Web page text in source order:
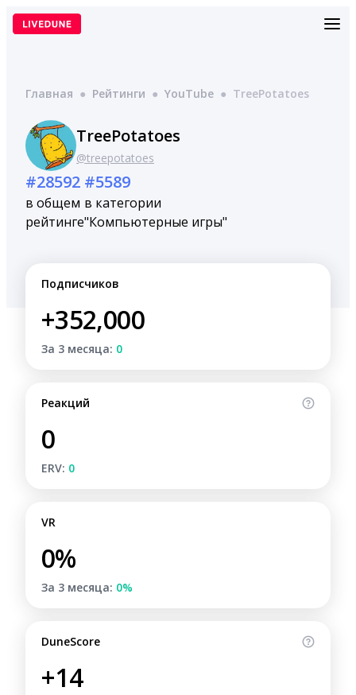
Перейти
Главная ● Рейтинги ● YouTube ● TreePotatoes
TreePotatoes
@treepotatoes
#28592
в общем
рейтинге
#5589
в категории
"Компьютерные игры"
Подписчиков
+352,000
За 3 месяца: 0
Реакций
0
ERV: 0
VR
0%
За 3 месяца: 0%
DuneScore
+14